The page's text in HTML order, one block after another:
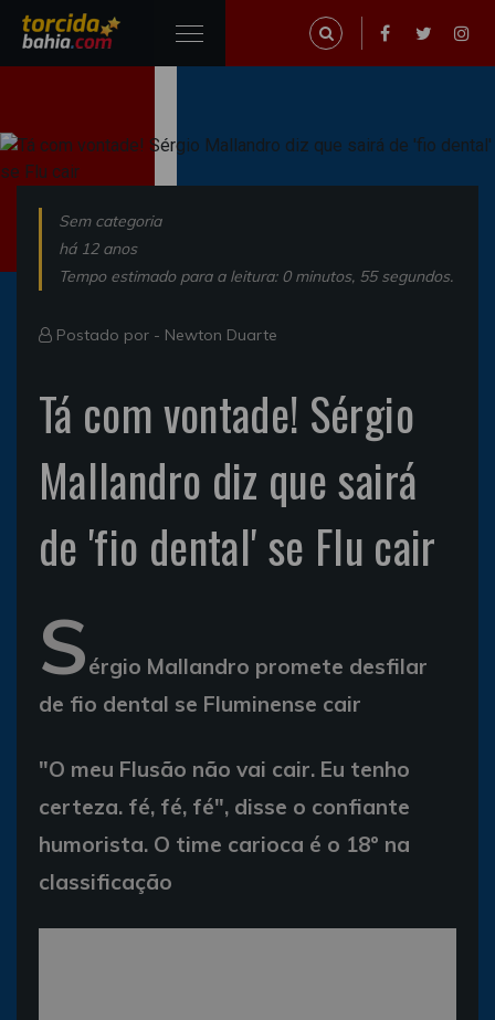
Sem categoria
há 12 anos
Tempo estimado para a leitura: 0 minutos, 55 segundos.
Postado por - Newton Duarte
Tá com vontade! Sérgio
Mallandro diz que sairá
de 'fio dental' se Flu cair
Sérgio Mallandro promete desfilar
de fio dental se Fluminense cair
"O meu Flusão não vai cair. Eu tenho
certeza. fé, fé, fé", disse o confiante
humorista. O time carioca é o 18º na
classificação